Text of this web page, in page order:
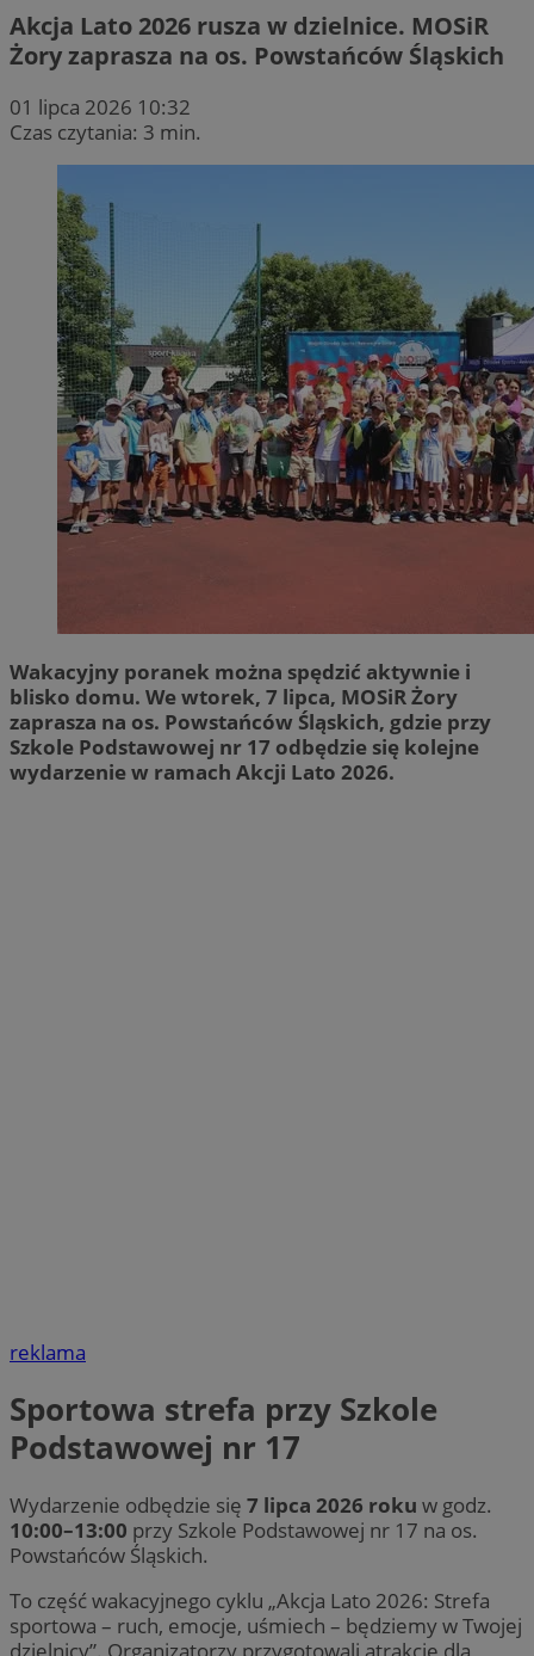
Akcja Lato 2026 rusza w dzielnice. MOSiR
Żory zaprasza na os. Powstańców Śląskich
01 lipca 2026 10:32
Czas czytania: 3 min.
Wakacyjny poranek można spędzić aktywnie i
blisko domu. We wtorek, 7 lipca, MOSiR Żory
zaprasza na os. Powstańców Śląskich, gdzie przy
Szkole Podstawowej nr 17 odbędzie się kolejne
wydarzenie w ramach Akcji Lato 2026.
reklama
Sportowa strefa przy Szkole
Podstawowej nr 17
Wydarzenie odbędzie się 7 lipca 2026 roku w godz.
10:00–13:00 przy Szkole Podstawowej nr 17 na os.
Powstańców Śląskich.
To część wakacyjnego cyklu „Akcja Lato 2026: Strefa
sportowa – ruch, emocje, uśmiech – będziemy w Twojej